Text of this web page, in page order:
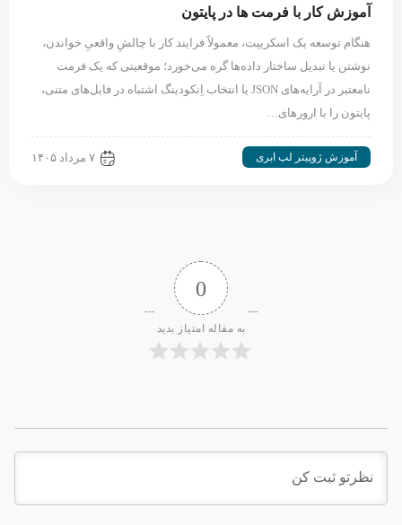
آموزش کار با فرمت ها در پایتون
هنگام توسعه یک اسکریپت، معمولاً فرایند کار با چالشِ واقعیِ خواندن،
نوشتن یا تبدیل ساختار داده‌ها گره می‌خورد؛ موقعیتی که یک فرمت
نامعتبر در آرایه‌های JSON یا انتخاب اِنکودینگ اشتباه در فایل‌های متنی،
پایتون را با ارورهای…
آموزش ژوپیتر لب ابری ۷ مرداد ۱۴۰۵
0
به مقاله امتیاز بدید